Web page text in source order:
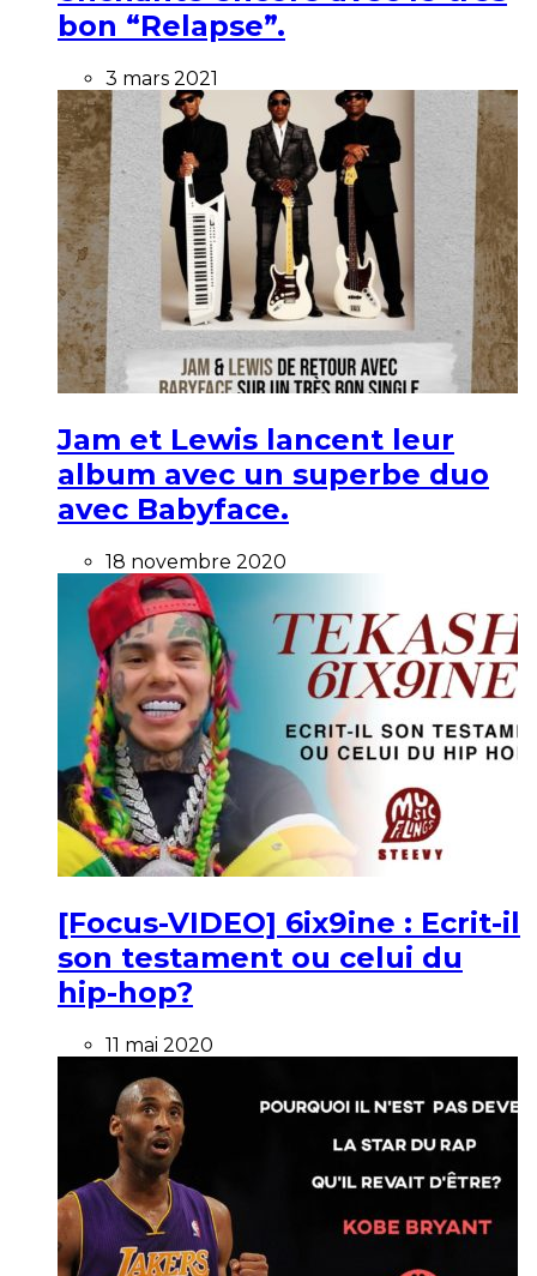
bon “Relapse”.
3 mars 2021
Jam et Lewis lancent leur
album avec un superbe duo
avec Babyface.
18 novembre 2020
[Focus-VIDEO] 6ix9ine : Ecrit-il
son testament ou celui du
hip-hop?
11 mai 2020